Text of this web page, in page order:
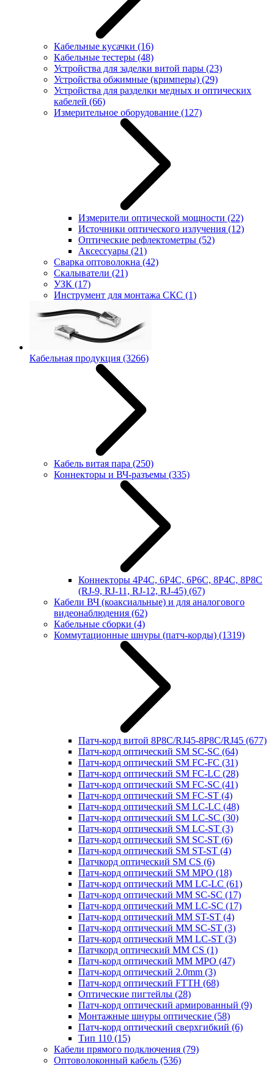
Кабельные кусачки (16)
Кабельные тестеры (48)
Устройства для заделки витой пары (23)
Устройства обжимные (кримперы) (29)
Устройства для разделки медных и оптических
кабелей (66)
Измерительное оборудование (127)
Измерители оптической мощности (22)
Источники оптического излучения (12)
Оптические рефлектометры (52)
Аксессуары (21)
Сварка оптоволокна (42)
Скалыватели (21)
УЗК (17)
Инструмент для монтажа СКС (1)
Кабельная продукция (3266)
Кабель витая пара (250)
Коннекторы и ВЧ-разъемы (335)
Коннекторы 4P4C, 6P4C, 6P6C, 8P4C, 8P8C
(RJ-9, RJ-11, RJ-12, RJ-45) (67)
Кабели ВЧ (коаксиальные) и для аналогового
видеонаблюдения (62)
Кабельные сборки (4)
Коммутационные шнуры (патч-корды) (1319)
Патч-корд витой 8P8C/RJ45-8P8C/RJ45 (677)
Патч-корд оптический SM SC-SC (64)
Патч-корд оптический SM FC-FC (31)
Патч-корд оптический SM FC-LC (28)
Патч-корд оптический SM FC-SC (41)
Патч-корд оптический SM FC-ST (4)
Патч-корд оптический SM LC-LC (48)
Патч-корд оптический SM LC-SC (30)
Патч-корд оптический SM LC-ST (3)
Патч-корд оптический SM SC-ST (6)
Патч-корд оптический SM ST-ST (4)
Патчкорд оптический SM CS (6)
Патч-корд оптический SM MPO (18)
Патч-корд оптический MM LC-LC (61)
Патч-корд оптический MM SC-SC (17)
Патч-корд оптический MM LC-SC (17)
Патч-корд оптический MM ST-ST (4)
Патч-корд оптический MM SC-ST (3)
Патч-корд оптический MM LC-ST (3)
Патчкорд оптический MM CS (1)
Патч-корд оптический MM MPO (47)
Патч-корд оптический 2.0mm (3)
Патч-корд оптический FTTH (68)
Оптические пигтейлы (28)
Патч-корд оптический армированный (9)
Монтажные шнуры оптические (58)
Патч-корд оптический сверхгибкий (6)
Тип 110 (15)
Кабели прямого подключения (79)
Оптоволоконный кабель (536)